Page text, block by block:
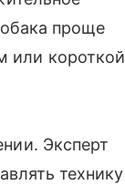
проще
или короткой
Эксперт
технику